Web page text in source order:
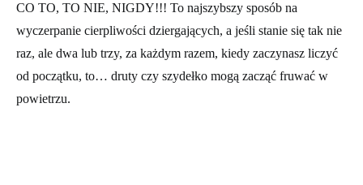
CO TO, TO NIE, NIGDY!!! To najszybszy sposób na
wyczerpanie cierpliwości dziergających, a jeśli stanie się tak nie
raz, ale dwa lub trzy, za każdym razem, kiedy zaczynasz liczyć
od początku, to… druty czy szydełko mogą zacząć fruwać w
powietrzu.